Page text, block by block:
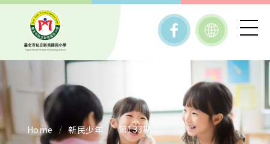
Home 新民少年 第133期